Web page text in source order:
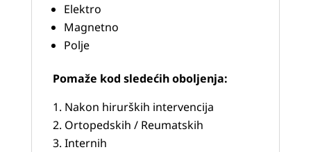
Elektro
Magnetno
Polje
Pomaže kod sledećih oboljenja:
Nakon hirurških intervencija
Ortopedskih / Reumatskih
Internih